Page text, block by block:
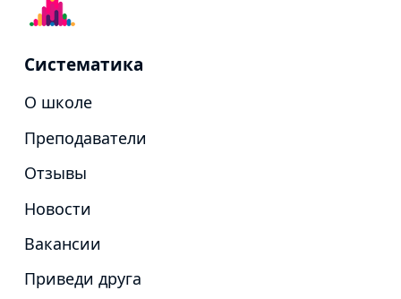
Систематика
О школе
Преподаватели
Отзывы
Новости
Вакансии
Приведи друга